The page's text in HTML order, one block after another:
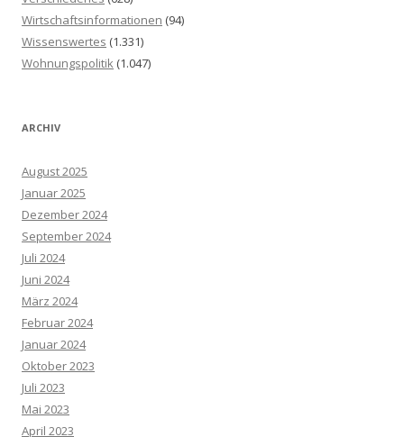
Wirtschaftsinformationen (94)
Wissenswertes (1.331)
Wohnungspolitik (1.047)
ARCHIV
August 2025
Januar 2025
Dezember 2024
September 2024
Juli 2024
Juni 2024
März 2024
Februar 2024
Januar 2024
Oktober 2023
Juli 2023
Mai 2023
April 2023